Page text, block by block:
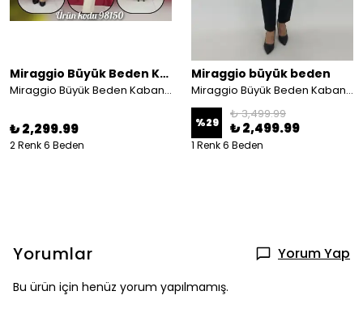
Miraggio Büyük Beden Kaban
Miraggio Büyük Beden Kaban98150
₺ 2,299.99
2 Renk 6 Beden
Miraggio büyük beden
Miraggio Büyük Beden Kaban 4070 TAŞ
%29
₺ 3,499.99
₺ 2,499.99
1 Renk 6 Beden
Yorumlar Yorum Yap
Bu ürün için henüz yorum yapılmamış.